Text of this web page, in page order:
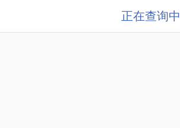
正在查询中